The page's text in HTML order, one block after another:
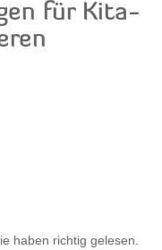
für Kita-
haben richtig gelesen.